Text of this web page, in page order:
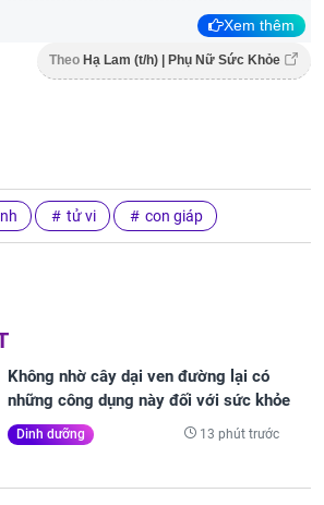
Xem thêm
Theo Hạ Lam (t/h) | Phụ Nữ Sức Khỏe
tử vi con giáp
Không nhờ cây dại ven đường lại có
những công dụng này đối với sức khỏe
Dinh dưỡng 13 phút trước